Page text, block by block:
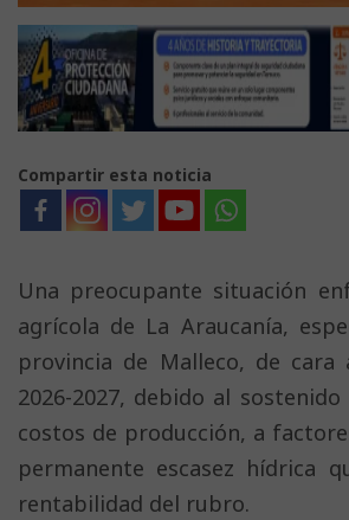
Compartir esta noticia
Una preocupante situación
agrícola de La Araucanía,
provincia de Malleco, de cara
2026-2027, debido al
costos de producción, a
permanente escasez hídrica
rentabilidad del rubro.